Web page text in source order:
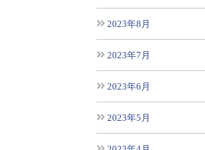
2023年8月
2023年7月
2023年6月
2023年5月